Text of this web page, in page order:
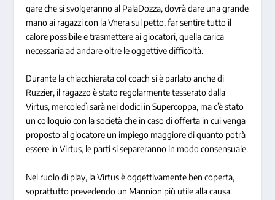
gare che si svolgeranno al PalaDozza, dovrà dare una grande
mano ai ragazzi con la Vnera sul petto, far sentire tutto il
calore possibile e trasmettere ai giocatori, quella carica
necessaria ad andare oltre le oggettive difficoltà.
Durante la chiacchierata col coach si è parlato anche di
Ruzzier, il ragazzo è stato regolarmente tesserato dalla
Virtus, mercoledì sarà nei dodici in Supercoppa, ma c’è stato
un colloquio con la società che in caso di offerta in cui venga
proposto al giocatore un impiego maggiore di quanto potrà
essere in Virtus, le parti si separeranno in modo consensuale.
Nel ruolo di play, la Virtus è oggettivamente ben coperta,
soprattutto prevedendo un Mannion più utile alla causa.